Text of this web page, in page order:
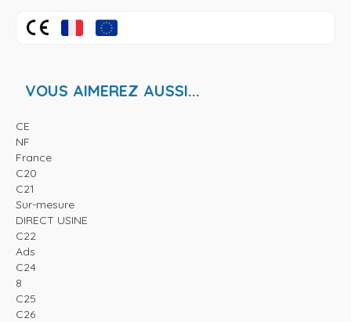
VOUS AIMEREZ AUSSI...
CE
NF
France
C20
C21
Sur-mesure
DIRECT USINE
C22
Ads
C24
8
C25
C26